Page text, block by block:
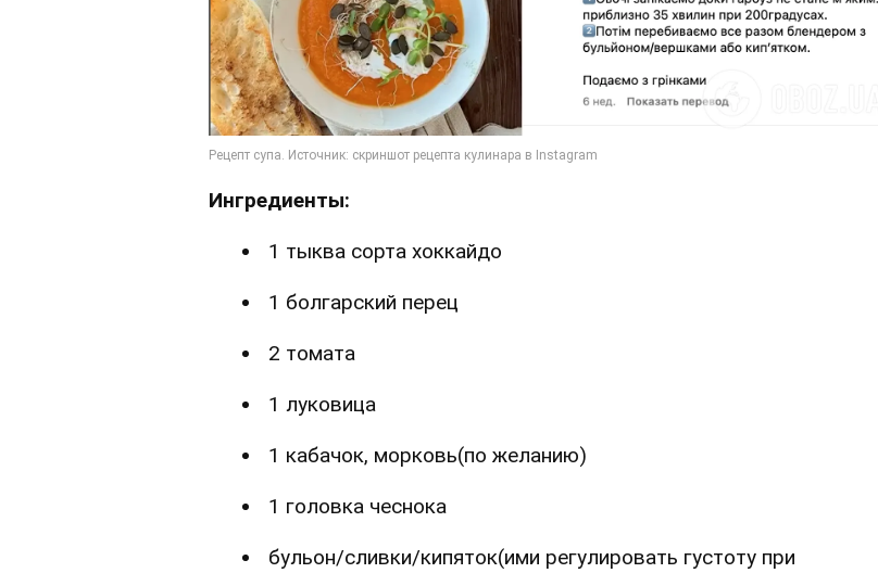
Ингредиенты:
1 тыква сорта хоккайдо
1 болгарский перец
2 томата
1 луковица
1 кабачок, морковь(по желанию)
1 головка чеснока
бульон/сливки/кипяток(ими регулировать густоту при